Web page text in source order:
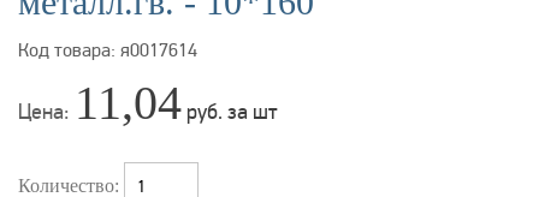
Код товара: я0017614
Цена: 11,04 руб. за шт
Количество: